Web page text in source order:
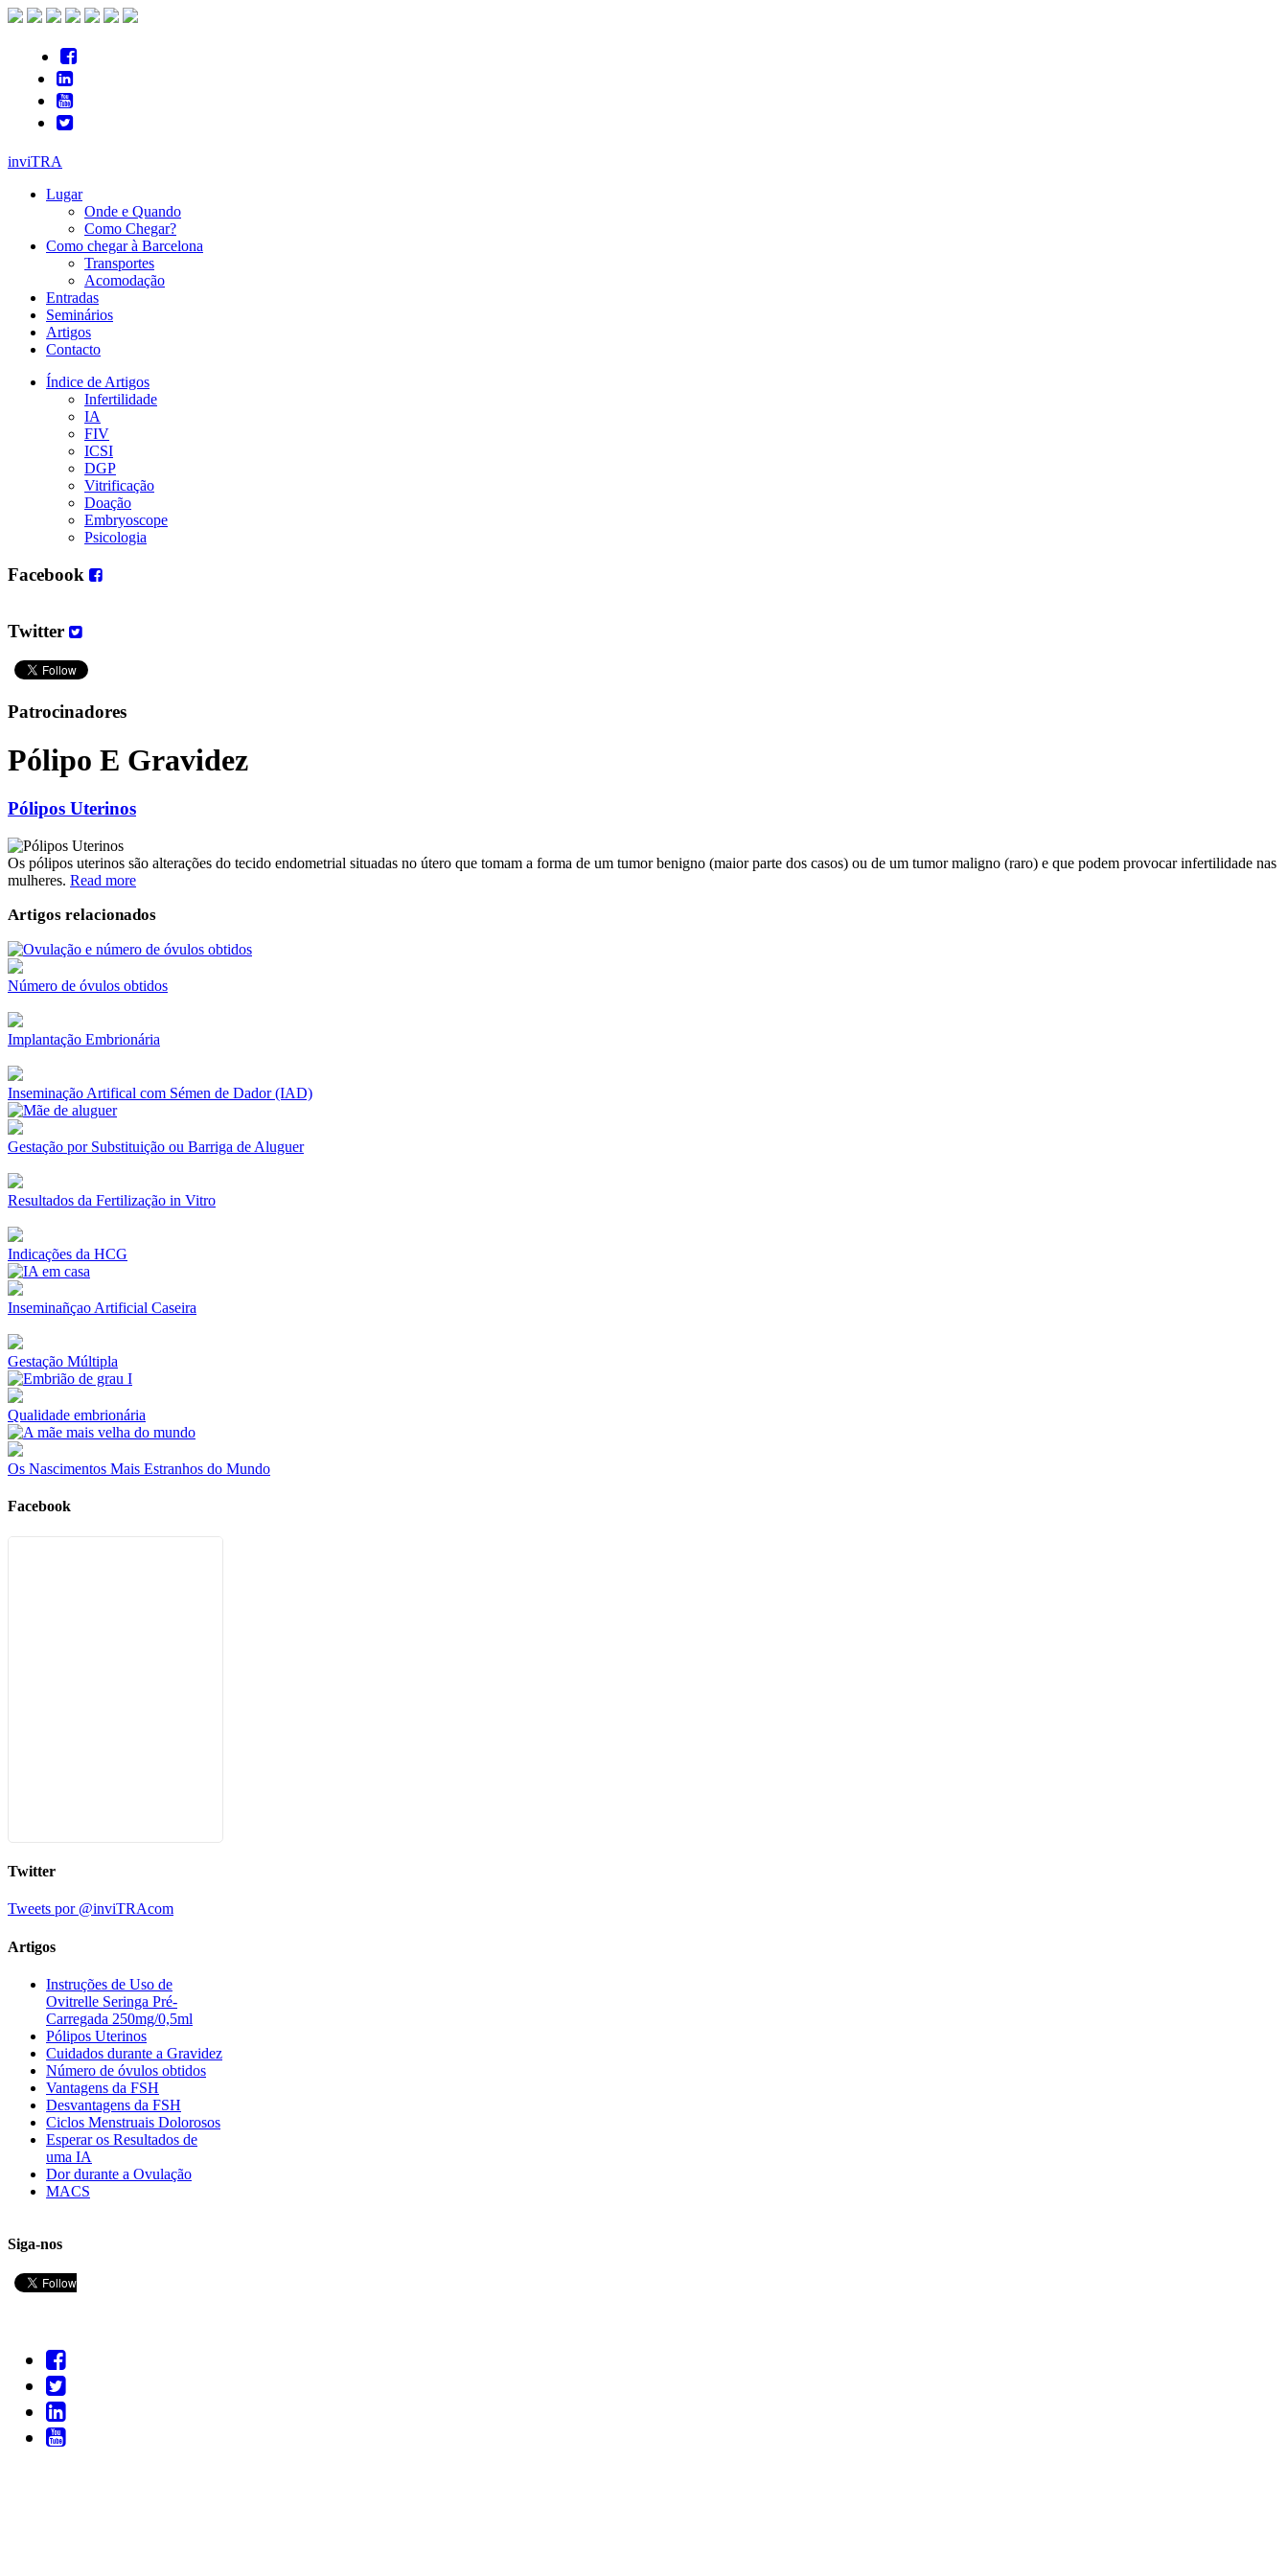
inviTRA
Lugar
Onde e Quando
Como Chegar?
Como chegar à Barcelona
Transportes
Acomodação
Entradas
Seminários
Artigos
Contacto
Índice de Artigos
Infertilidade
IA
FIV
ICSI
DGP
Vitrificação
Doação
Embryoscope
Psicologia
Facebook
Twitter
Patrocinadores
Pólipo E Gravidez
Pólipos Uterinos
Os pólipos uterinos são alterações do tecido endometrial situadas no útero que tomam a forma de um tumor benigno (maior parte dos casos) ou de um tumor maligno (raro) e que podem provocar infertilidade nas
mulheres. Read more
Artigos relacionados
Número de óvulos obtidos
Implantação Embrionária
Inseminação Artifical com Sémen de Dador (IAD)
Gestação por Substituição ou Barriga de Aluguer
Resultados da Fertilização in Vitro
Indicações da HCG
Inseminañçao Artificial Caseira
Gestação Múltipla
Qualidade embrionária
Os Nascimentos Mais Estranhos do Mundo
Facebook
Twitter
Tweets por @inviTRAcom
Artigos
Instruções de Uso de
Ovitrelle Seringa Pré-
Carregada 250mg/0,5ml
Pólipos Uterinos
Cuidados durante a Gravidez
Número de óvulos obtidos
Vantagens da FSH
Desvantagens da FSH
Ciclos Menstruais Dolorosos
Esperar os Resultados de
uma IA
Dor durante a Ovulação
MACS
Siga-nos